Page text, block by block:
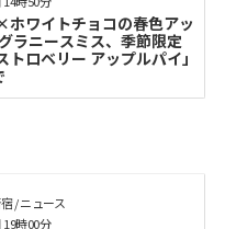
ワイトチョコの春色アッ
ラニースミス、季節限定
トロベリー アップルパイ」
/ ニュース
19時00分